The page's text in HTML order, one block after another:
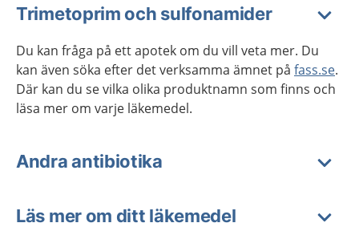
Trimetoprim och sulfonamider
Du kan fråga på ett apotek om du vill veta mer. Du
kan även söka efter det verksamma ämnet på fass.se.
Där kan du se vilka olika produktnamn som finns och
läsa mer om varje läkemedel.
Andra antibiotika
Läs mer om ditt läkemedel